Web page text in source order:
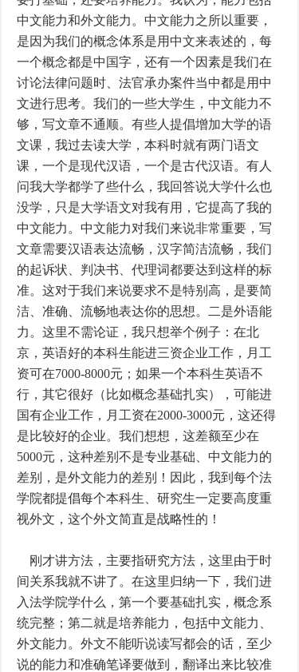
中文能力和外文能力。中文能力之所以重要，
是因为我们的概念体系是用中文来表述的，每
一个概念都是中国字，还有一个因素是我们在
讨论法律问题时、法官承办案件当中都是用中
文进行思考。我们的一些大学生，中文能力不
够，写文章不通顺。有些人提倡增加大学的语
文课，我过去读大学，本科时就有两门语文
课，一个是现代汉语，一个是古代汉语。有人
问我大学都学了些什么，我回答说大学什么也
没学，只是大学语文对我有用，它提高了我的
中文能力。中文能力对我们来说非常重要，写
文章需要汉语表达流畅，汉字简洁流畅，我们
的起诉状、判决书、代理词都要达到这样的标
准。这对于我们来说要求不是特别高，是要简
洁、准确、流畅地表达你的思想。二是外语能
力。这里不需论证，我只想举个例子：在北
京，英语好的本科生能进三资企业工作，月工
资可在7000-8000元；如果一个本科生英语不
行，其它很好（比如概念基础扎实），可能进
国有企业工作，月工资在2000-3000元，这还得
是比较好的企业。我们想想，这差额至少在
5000元，这种差别不是专业基础、中文能力的
差别，是外文能力的差别！因此，我到每个法
学院都提倡每个本科生、研究生一定要高度重
视外文，这个外文简直是战略性的！
刚才讲方法，主要指研究方法，这里由于时
间关系我就不讲了。在这里归纳一下，我们进
入法学院学什么，第一个要基础扎实，概念系
统完整；第二就是培养能力，包括中文能力、
外文能力。外文不能听说读写都会的话，至少
说的能力和准确笔译要做到，翻译出来比较准